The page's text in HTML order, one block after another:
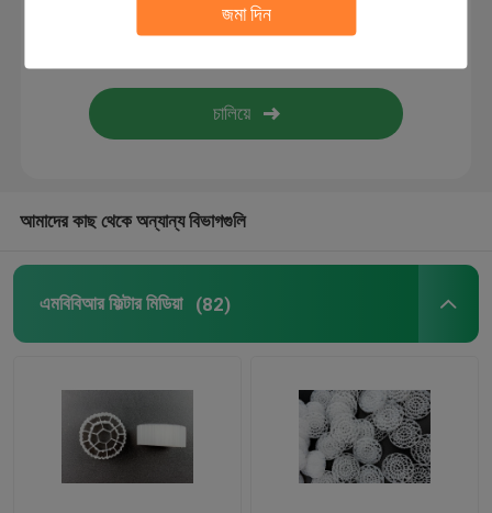
জমা দিন
বায়ো ফিল্টার মিডিয়া
এমবিবিআর ক্যারিয়ার
পিভিসি শীট পিল
আমাদের কাছ থেকে অন্যান্য বিভাগগুলি
এমবিবিআর ফিল্টার মিডিয়া (82)